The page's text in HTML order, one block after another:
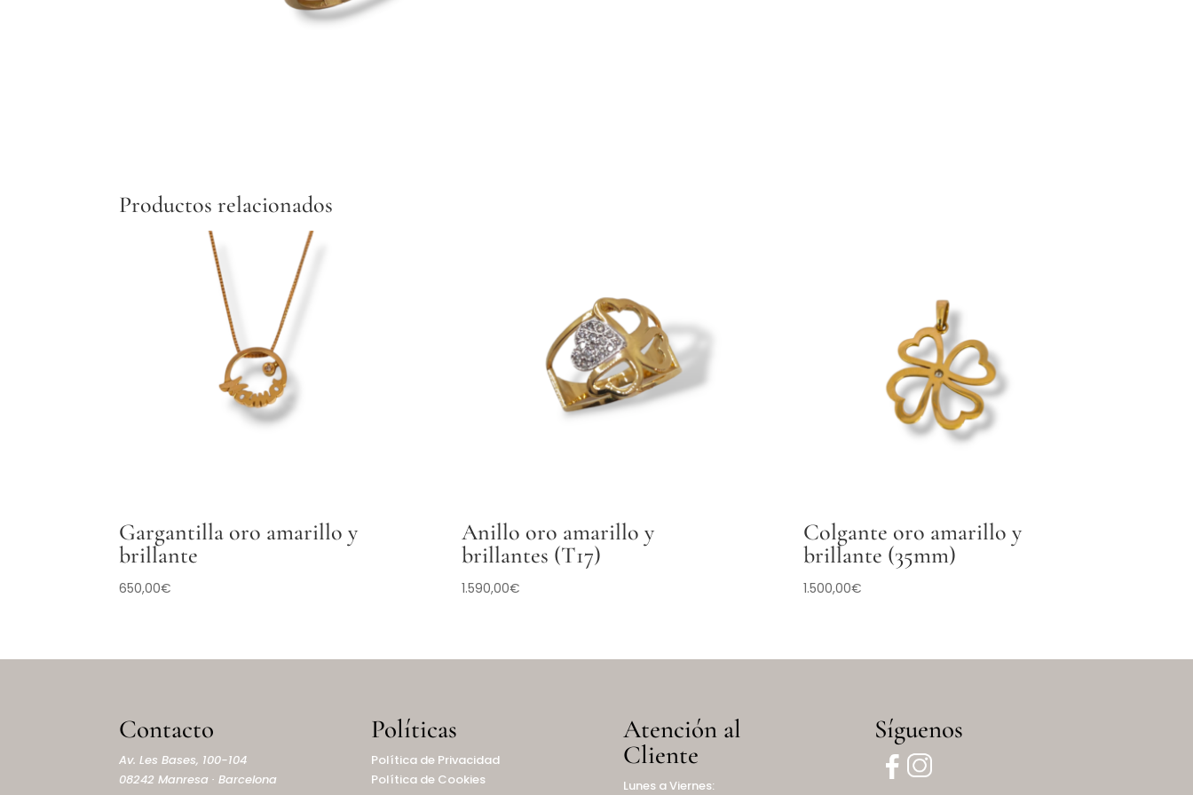
Productos relacionados
Gargantilla oro amarillo y
brillante
650,00€
Anillo oro amarillo y
brillantes (T17)
1.590,00€
Colgante oro amarillo y
brillante (35mm)
1.500,00€
Contacto
Av. Les Bases, 100-104
08242 Manresa · Barcelona
Políticas
Política de Privacidad
Política de Cookies
Atención al
Cliente
Lunes a Viernes:
Síguenos